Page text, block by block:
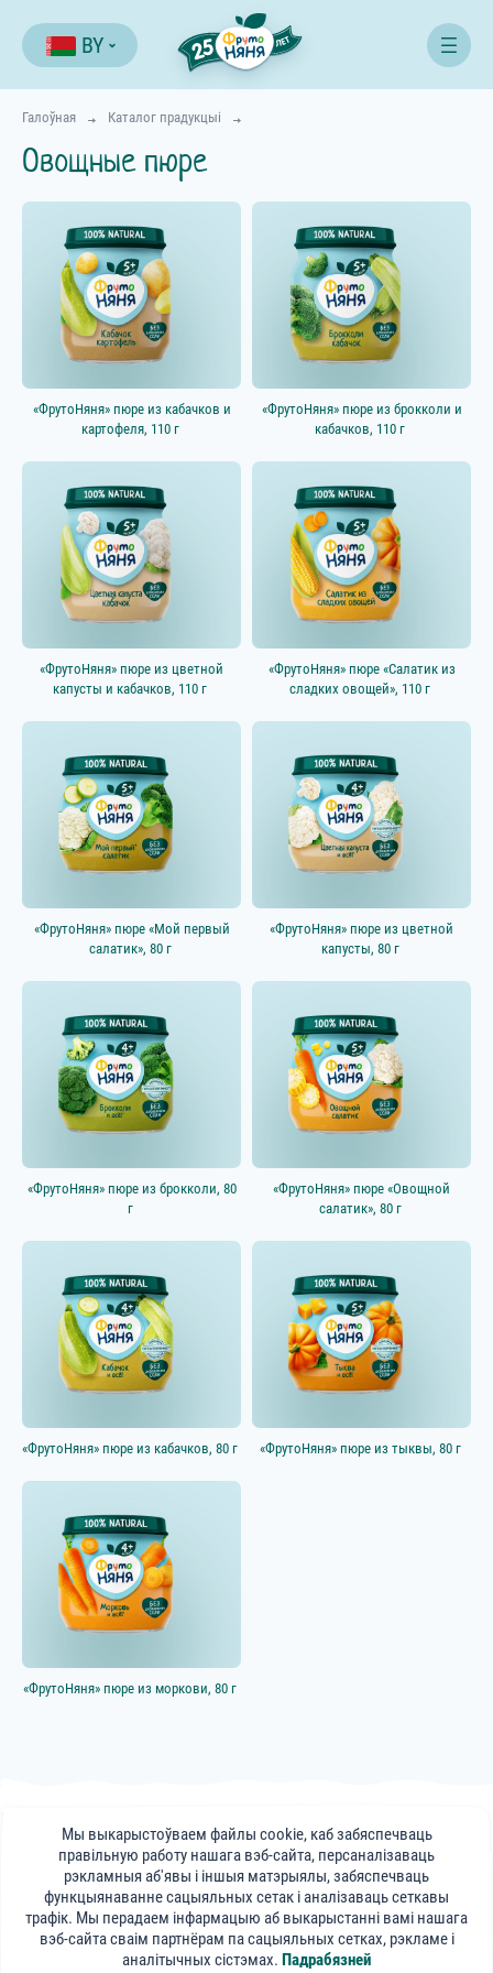
BY
Галоўная Каталог прадукцыі
Овощные пюре
Фільтр
«ФрутоНяня» пюре из кабачков и
картофеля, 110 г
«ФрутоНяня» пюре из брокколи и
кабачков, 110 г
«ФрутоНяня» пюре из цветной
капусты и кабачков, 110 г
«ФрутоНяня» пюре «Салатик из
сладких овощей», 110 г
«ФрутоНяня» пюре «Мой первый
салатик», 80 г
«ФрутоНяня» пюре из цветной
капусты, 80 г
«ФрутоНяня» пюре из брокколи, 80
г
«ФрутоНяня» пюре «Овощной
салатик», 80 г
«ФрутоНяня» пюре из кабачков, 80 г «ФрутоНяня» пюре из тыквы, 80 г
«ФрутоНяня» пюре из моркови, 80 г
© 2025, АТ «Прагрэс»
Публікацыі, парады і відэаматэрыялы на сайце frutonyanya.by носяць
інфарматыўны характар. Кансультацыі спецыялістаў партала носяць
даведачны характар ​​і не могуць замяніць візіт да вашага лечачага ўрача.
«ФрутаНяня»
Мы выкарыстоўваем файлы cookie, каб забяспечваць
правільную работу нашага вэб-сайта, персаналізаваць
рэкламныя аб'явы і іншыя матэрыялы, забяспечваць
функцыянаванне сацыяльных сетак і аналізаваць сеткавы
трафік. Мы перадаем інфармацыю аб выкарыстанні вамі нашага
вэб-сайта сваім партнёрам па сацыяльных сетках, рэкламе і
аналітычных сістэмах. Падрабязней